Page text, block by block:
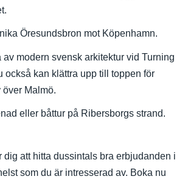
Öresundsbron mot Köpenhamn.
av modern svensk arkitektur vid Turning
också kan klättra upp till toppen för
över Malmö.
eller båttur på Ribersborgs strand.
dig att hitta dussintals bra erbjudanden i
som du är intresserad av. Boka nu